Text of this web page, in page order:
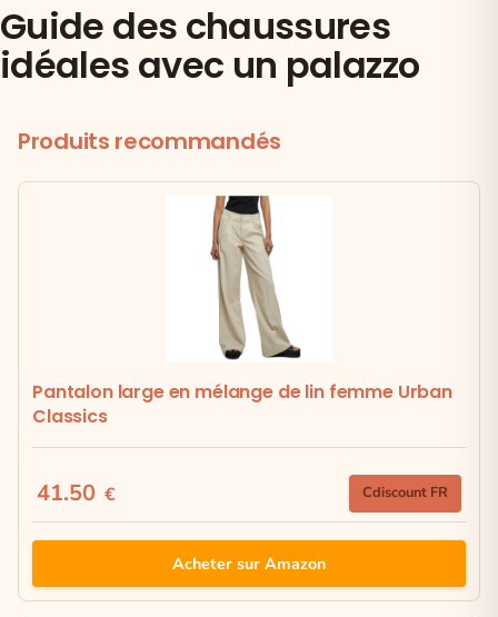
Guide des chaussures
idéales avec un palazzo
Produits recommandés
Pantalon large en mélange de lin femme Urban
Classics
41.50 € Cdiscount FR
Acheter sur Amazon